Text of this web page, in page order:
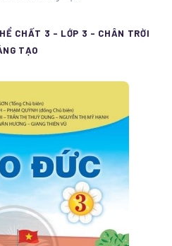
CHẤT 3 - LỚP 3 - CHÂN TRỜI
TẠO